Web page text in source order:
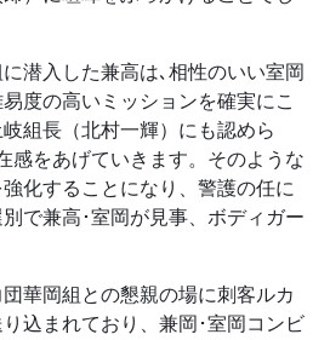
潜入した兼高は､相性のいい室岡
度の高いミッションを確実にこ
組長（北村一輝）にも認めら
感をあげていきます。そのような
化することになり、警護の任に
で兼高･室岡が見事、ボディガー
華岡組との懇親の場に刺客ルカ
り込まれており、兼岡･室岡コンビ